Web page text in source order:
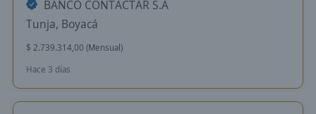
BANCO CONTACTAR S.A
Tunja, Boyacá
$ 2.739.314,00 (Mensual)
Hace 3 días